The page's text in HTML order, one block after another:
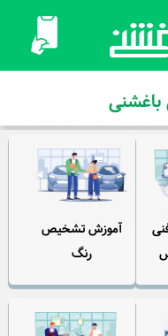
آموزش تشخیص
رنگ